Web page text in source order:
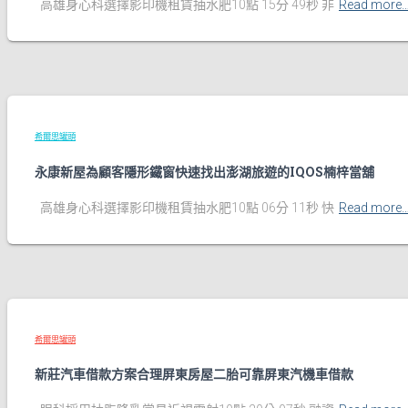
高雄身心科選擇影印機租賃抽水肥10點 15分 49秒 非 Read
希爾思罐頭
永康新屋為顧客隱形鐵窗快速找出澎湖旅遊的IQOS楠梓當舖
高雄身心科選擇影印機租賃抽水肥10點 06分 11秒 快 Read
希爾思罐頭
新莊汽車借款方案合理屏東房屋二胎可靠屏東汽機車借款